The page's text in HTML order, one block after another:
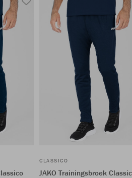
CLASSICO
JAKO Trainingsbroek